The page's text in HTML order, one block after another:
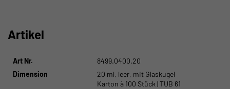
Artikel
Art Nr.
8499.0400.20
Dimension
20 ml, leer, mit Glaskugel
Karton à 100 Stück | TUB 61